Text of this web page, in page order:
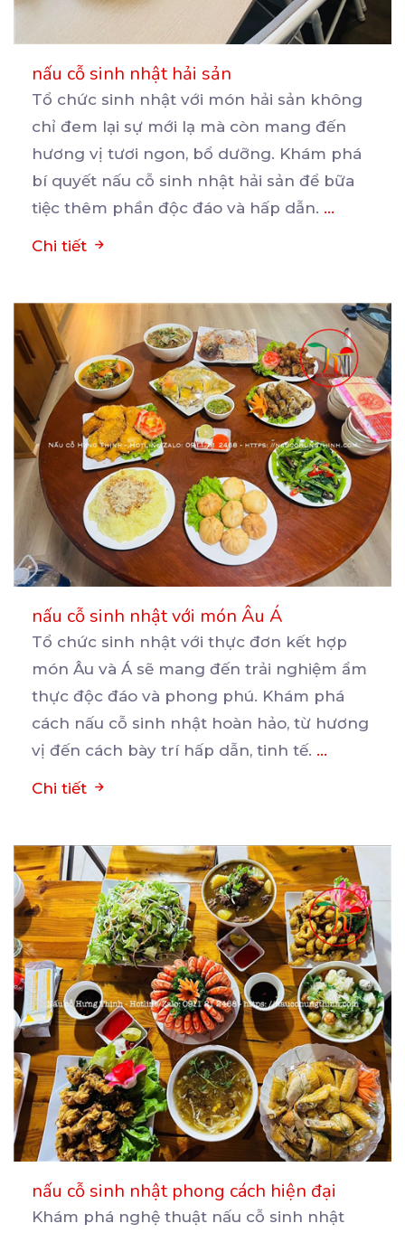
nấu cỗ sinh nhật hải sản
Tổ chức sinh nhật với món hải sản không
chỉ đem lại sự mới lạ mà còn mang đến
hương vị tươi ngon, bổ dưỡng. Khám phá
bí quyết nấu cỗ sinh nhật hải sản để bữa
tiệc thêm phần độc đáo và hấp dẫn. ...
Chi tiết
nấu cỗ sinh nhật với món Âu Á
Tổ chức sinh nhật với thực đơn kết hợp
món Âu và Á sẽ mang đến trải nghiệm ẩm
thực độc đáo và phong phú. Khám phá
cách nấu cỗ sinh nhật hoàn hảo, từ hương
vị đến cách bày trí hấp dẫn, tinh tế. ...
Chi tiết
nấu cỗ sinh nhật phong cách hiện đại
Khám phá nghệ thuật nấu cỗ sinh nhật